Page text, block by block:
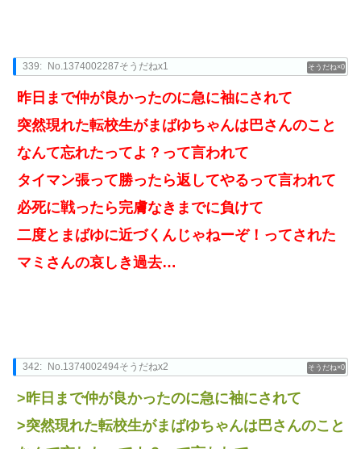
0
339: No.1374002287そうだねx1
昨日まで仲が良かったのに急に袖にされて
突然現れた転校生がまばゆちゃんは巴さんのこと
なんて忘れたってよ？って言われて
タイマン張って勝ったら返してやるって言われて
必死に戦ったら完膚なきまでに負けて
二度とまばゆに近づくんじゃねーぞ！ってされた
マミさんの哀しき過去…
0
342: No.1374002494そうだねx2
>昨日まで仲が良かったのに急に袖にされて
>突然現れた転校生がまばゆちゃんは巴さんのこと